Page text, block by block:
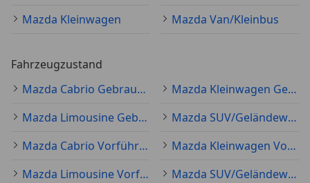
Mazda Kleinwagen
Mazda Van/Kleinbus
Fahrzeugzustand
Mazda Cabrio Gebraucht
Mazda Kleinwagen Gebraucht
Mazda Limousine Gebraucht
Mazda SUV/Geländewagen/Pickup Gebraucht
Mazda Cabrio Vorführfahrzeug
Mazda Kleinwagen Vorführfahrzeug
Mazda Limousine Vorführfahrzeug
Mazda SUV/Geländewagen/Pickup Vorführfahrzeug